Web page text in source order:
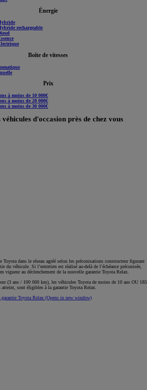
Énergie
rechargeable
Boîte de vitesses
Prix
à moins de 10 000€
à moins de 20 000€
à moins de 30 000€
d'occasion près de chez vous
dans le réseau agréé selon les préconisations constructeur figurant
du véhicule. Si l’entretien est réaliséau-delà de l’échéancepréconisée,
vigueur au déclenchement de la nouvelle garantie Toyota Relax.
(3 ans / 100 000 km), les véhicules Toyota de moins de 10 ans OU 185
atteint, sont éligibles à la garantie Toyota Relax.
Toyota Relax (Opens in new window)